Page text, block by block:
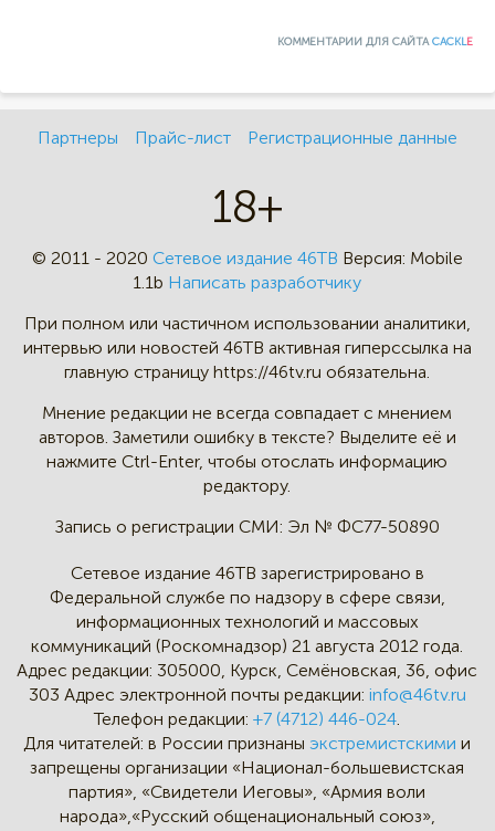
КОММЕНТАРИИ ДЛЯ САЙТАCACKLE
Партнеры Прайс-лист Регистрационные данные
18+
© 2011 - 2020 Сетевое издание 46ТВ Версия: Mobile
1.1b Написать разработчику
При полном или частичном использовании аналитики,
интервью или новостей 46TB активная гиперссылка на
главную страницу https://46tv.ru обязательна.
Мнение редакции не всегда совпадает с мнением
авторов. Заметили ошибку в тексте? Выделите её и
нажмите Ctrl-Enter, чтобы отослать информацию
редактору.
Запись о регистрации СМИ: Эл № ФС77-50890
Сетевое издание 46ТВ зарегистрировано в
Федеральной службе по надзору в сфере связи,
информационных технологий и массовых
коммуникаций (Роскомнадзор) 21 августа 2012 года.
Адрес редакции: 305000, Курск, Семёновская, 36, офис
303 Адрес электронной почты редакции: info@46tv.ru
Телефон редакции: +7 (4712) 446-024
Для читателей: в России признаныэкстремистскими и
запрещены организации «Национал-большевистская
партия», «Свидетели Иеговы», «Армия воли
народа»,«Русский общенациональный союз»,